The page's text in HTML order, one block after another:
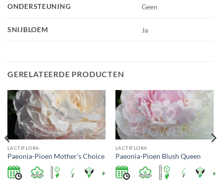
ONDERSTEUNING Geen
SNIJBLOEM Ja
GERELATEERDE PRODUCTEN
LACTIFLORA
Paeonia-Pioen Mother’s Choice
LACTIFLORA
Paeonia-Pioen Blush Queen